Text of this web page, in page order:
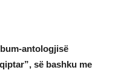
antologjisë
së bashku me